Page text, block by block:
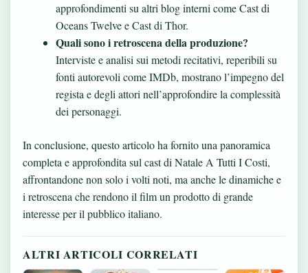
approfondimenti su altri blog interni comeCast di
Oceans TwelveeCast di Thor.
Quali sono i retroscena della produzione?
Interviste e analisi sui metodi recitativi, reperibili su
fonti autorevoli come IMDb, mostrano l’impegno del
regista e degli attori nell’approfondire la complessità
dei personaggi.
In conclusione, questo articolo ha fornito una panoramica
completa e approfondita sul cast di Natale A Tutti I Costi,
affrontandone non solo i volti noti, ma anche le dinamiche e
i retroscena che rendono il film un prodotto di grande
interesse per il pubblico italiano.
ALTRI ARTICOLI CORRELATI